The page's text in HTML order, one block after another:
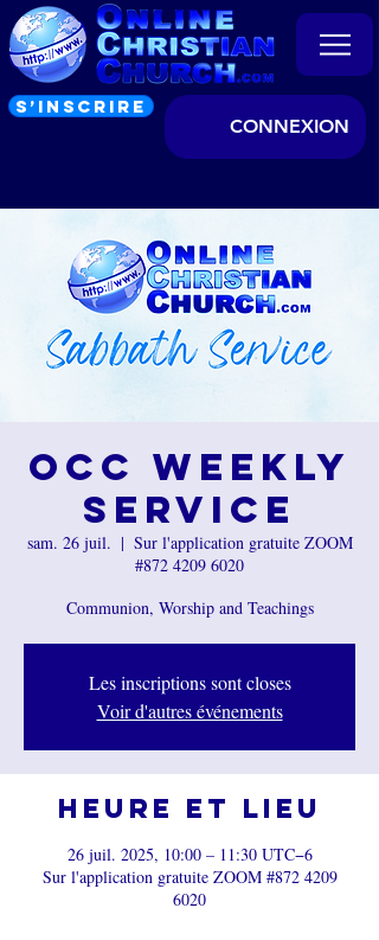
S’INSCRIRE
CONNEXION
OCC Weekly
Service
sam. 26 juil.
  |
Sur l'application gratuite ZOOM
#872 4209 6020
Communion, Worship and Teachings
Les inscriptions sont closes
Voir d'autres événements
Heure et lieu
26 juil. 2025, 10:00 – 11:30 UTC−6
Sur l'application gratuite ZOOM #872 4209
6020